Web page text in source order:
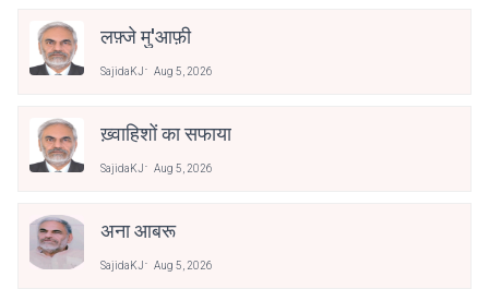
लफ़्जे मु'आफ़ी
SajidaKJ Aug 5, 2026
ख़्वाहिशों का सफाया
SajidaKJ Aug 5, 2026
अना आबरू
SajidaKJ Aug 5, 2026